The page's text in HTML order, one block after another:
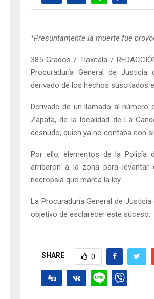
*Presuntamente la muerte fue
385 Grados / Tlaxcala /
Procuraduría General de Justicia
derivado de los hechos suscitados
Derivado de un llamado al número
Zapata, de la localidad de La
desnudo, quien ya no contaba con
Por ello, elementos de la Policía
arribaron a la zona para levantar
necropsia que marca la ley.
La Procuraduría General de
objetivo de esclarecer este suceso.
SHARE 0